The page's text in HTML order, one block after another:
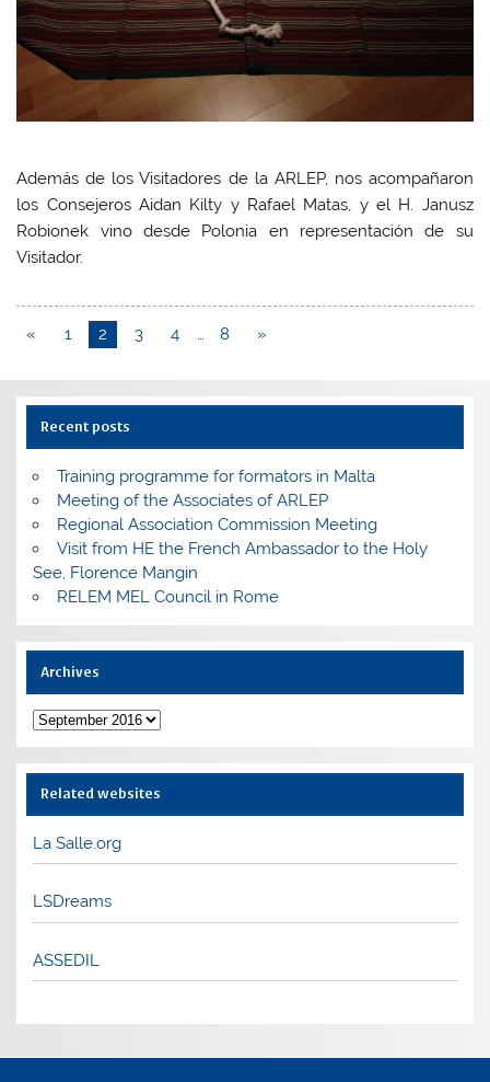
Además de los Visitadores de la ARLEP, nos acompañaron
los Consejeros Aidan Kilty y Rafael Matas, y el H. Janusz
Robionek vino desde Polonia en representación de su
Visitador.
« 1 2 3 4 … 8 »
Recent posts
Training programme for formators in Malta
Meeting of the Associates of ARLEP
Regional Association Commission Meeting
Visit from HE the French Ambassador to the Holy
See, Florence Mangin
RELEM MEL Council in Rome
Archives
Archives
Related websites
La Salle.org
LSDreams
ASSEDIL